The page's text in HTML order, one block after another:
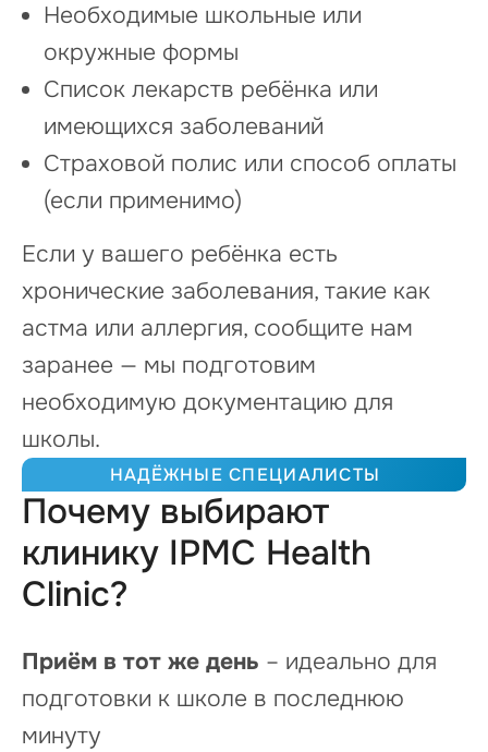
Необходимые школьные или
окружные формы
Список лекарств ребёнка или
имеющихся заболеваний
Страховой полис или способ оплаты
(если применимо)
Если у вашего ребёнка есть
хронические заболевания, такие как
астма или аллергия, сообщите нам
заранее — мы подготовим
необходимую документацию для
школы.
НАДЁЖНЫЕ СПЕЦИАЛИСТЫ
Почему выбирают
клинику IPMC Health
Clinic?
Приём в тот же день – идеально для
подготовки к школе в последнюю
минуту